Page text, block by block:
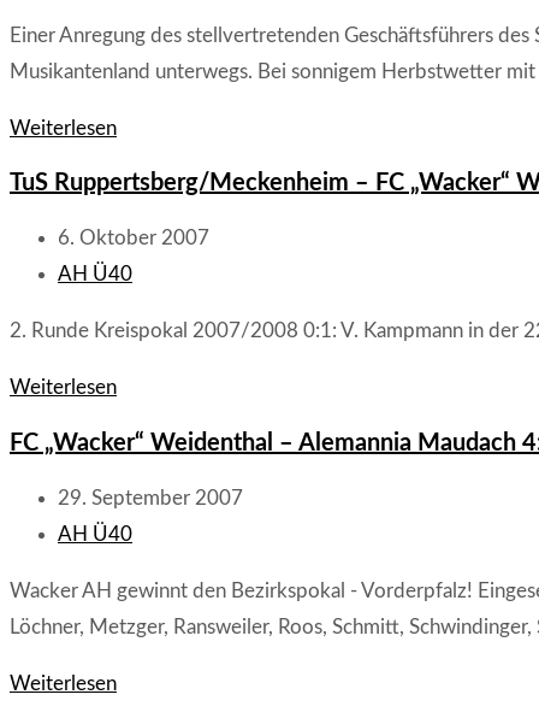
Einer Anregung des stellvertretenden Geschäftsführers
Musikantenland unterwegs. Bei sonnigem Herbstwetter
Weiterlesen„Wacker“-
im
Kuseler
Musikantenland
–
un
Hoorische
TuS Ruppertsberg/Meckenheim – FC „Wacker“
Beitrag
veröffentlicht:
6. Oktober 2007
Beitrags-
AH Ü40
2. Runde Kreispokal 2007/2008 0:1: V. Kampmann in der
WeiterlesenTuS
–
FC
„Wacker“
1:4
FC „Wacker“ Weidenthal – Alemannia Maudach
Beitrag
veröffentlicht:
29. September 2007
Beitrags-
AH Ü40
Wacker AH gewinnt den Bezirkspokal - Vorderpfalz!
Löchner, Metzger, Ransweiler, Roos, Schmitt,
WeiterlesenFC